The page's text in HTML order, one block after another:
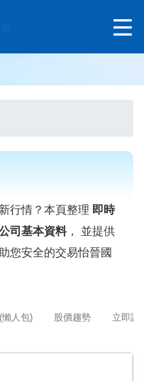
行情？本頁整理 即時
司基本資料， 並提供
您安全的交易怡晉國
懶人包) 股價趨勢 立即詢